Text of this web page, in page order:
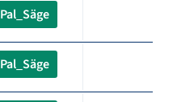
Pal_Säge
Pal_Säge